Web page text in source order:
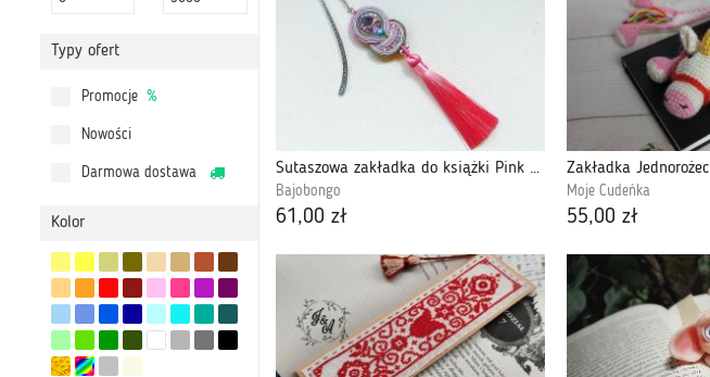
Sutaszowa zakładka do książki Pink Tassel
Bajobongo
61,00 zł
Zakładka Jednorożec
Moje Cudeńka
55,00 zł
Typy ofert
Promocje %
Nowości
Darmowa dostawa
Kolor